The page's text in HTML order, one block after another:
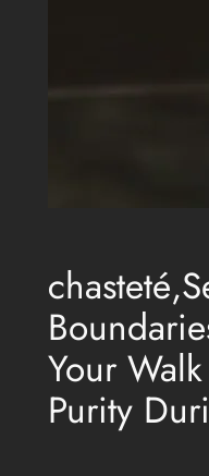
Your
Purity